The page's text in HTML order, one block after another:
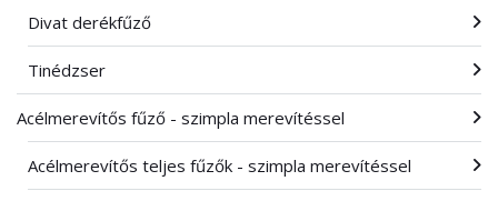
Divat derékfűző
Tinédzser
Acélmerevítős fűző - szimpla merevítéssel
Acélmerevítős teljes fűzők - szimpla merevítéssel